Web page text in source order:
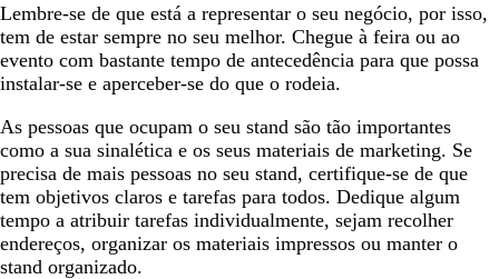
Lembre-se de que está a representar o seu negócio, por isso,
tem de estar sempre no seu melhor. Chegue à feira ou ao
evento com bastante tempo de antecedência para que possa
instalar-se e aperceber-se do que o rodeia.
As pessoas que ocupam o seu stand são tão importantes
como a sua sinalética e os seus materiais de marketing. Se
precisa de mais pessoas no seu stand, certifique-se de que
tem objetivos claros e tarefas para todos. Dedique algum
tempo a atribuir tarefas individualmente, sejam recolher
endereços, organizar os materiais impressos ou manter o
stand organizado.